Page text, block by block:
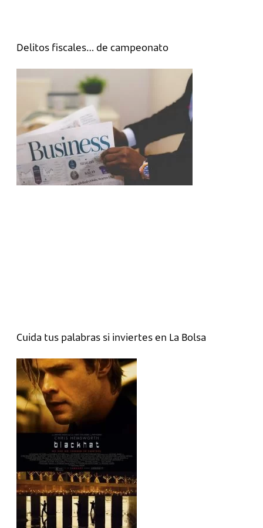
Delitos fiscales… de campeonato
Cuida tus palabras si inviertes en La Bolsa